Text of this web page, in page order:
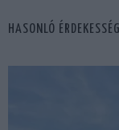
HASONLÓ